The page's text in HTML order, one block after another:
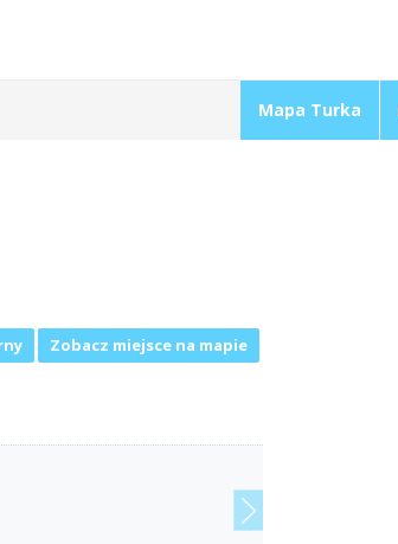
Mapa Turka
Zobacz miejsce na mapie